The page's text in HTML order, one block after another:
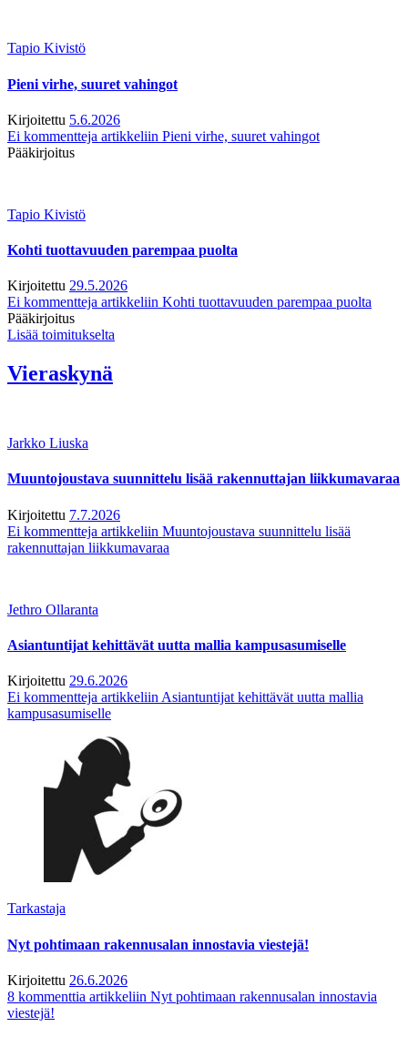
Tapio Kivistö
Pieni virhe, suuret vahingot
Kirjoitettu 5.6.2026
Ei kommentteja artikkeliin Pieni virhe, suuret vahingot
Pääkirjoitus
Tapio Kivistö
Kohti tuottavuuden parempaa puolta
Kirjoitettu 29.5.2026
Ei kommentteja artikkeliin Kohti tuottavuuden parempaa puolta
Pääkirjoitus
Lisää toimitukselta
Vieraskynä
Jarkko Liuska
Muuntojoustava suunnittelu lisää rakennuttajan liikkumavaraa
Kirjoitettu 7.7.2026
Ei kommentteja artikkeliin Muuntojoustava suunnittelu lisää
rakennuttajan liikkumavaraa
Jethro Ollaranta
Asiantuntijat kehittävät uutta mallia kampusasumiselle
Kirjoitettu 29.6.2026
Ei kommentteja artikkeliin Asiantuntijat kehittävät uutta mallia
kampusasumiselle
Tarkastaja
Nyt pohtimaan rakennusalan innostavia viestejä!
Kirjoitettu 26.6.2026
8 kommenttia artikkeliin Nyt pohtimaan rakennusalan innostavia
viestejä!